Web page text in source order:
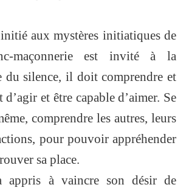
aux mystères initiatiques de
maçonnerie est invité à la
du silence, il doit comprendre et
et être capable d’aimer. Se
comprendre les autres, leurs
pour pouvoir appréhender
sa place.
appris à vaincre son désir de